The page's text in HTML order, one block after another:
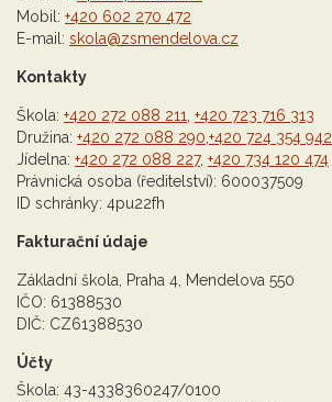
Mobil: +420 602 270 472
E-mail: skola@zsmendelova.cz
Kontakty
Škola: +420 272 088 211 +420 723 716 313
Družina: +420 272 088 290 +420 724 354 942
Jídelna: +420 272 088 227, +420 734 120 474
Právnická osoba (ředitelství): 600037509
ID schránky: 4pu22fh
Fakturační údaje
Základní škola, Praha 4, Mendelova 550
IČO: 61388530
DIČ: CZ61388530
Účty
Škola: 43-4338360247/0100